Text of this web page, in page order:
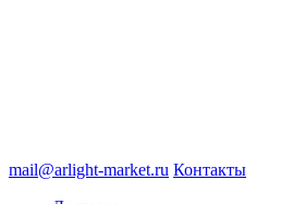
mail@arlight-market.ru Контакты